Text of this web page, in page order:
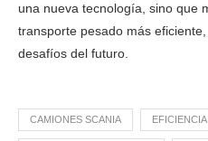
una nueva tecnología, sino que
transporte pesado más
desafíos del futuro.
CAMIONES SCANIA